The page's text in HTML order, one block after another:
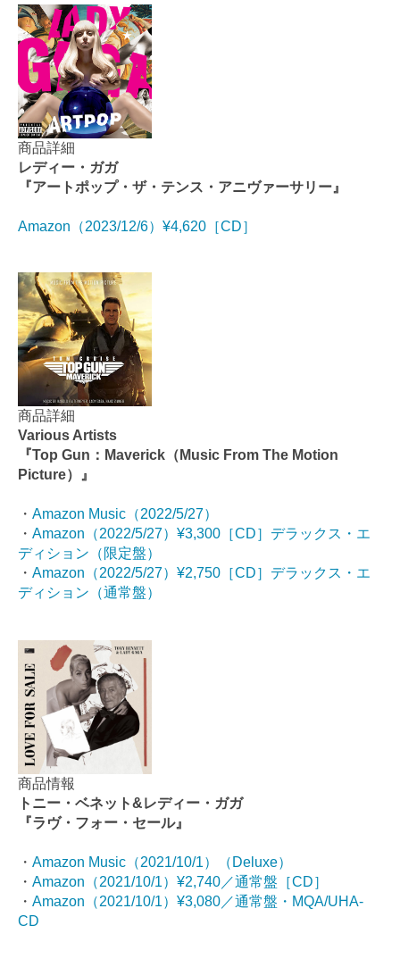
商品詳細
レディー・ガガ
『アートポップ・ザ・テンス・アニヴァーサリー』
Amazon（2023/12/6）¥4,620［CD］
商品詳細
Various Artists
『Top Gun：Maverick（Music From The Motion
Picture）』
・ Amazon Music（2022/5/27）
・ Amazon（2022/5/27）¥3,300［CD］デラックス・エ
ディション（限定盤）
・ Amazon（2022/5/27）¥2,750［CD］デラックス・エ
ディション（通常盤）
商品情報
トニー・ベネット&レディー・ガガ
『ラヴ・フォー・セール』
・ Amazon Music（2021/10/1）（Deluxe）
・ Amazon（2021/10/1）¥2,740／通常盤［CD］
・ Amazon（2021/10/1）¥3,080／通常盤・MQA/UHA-
CD